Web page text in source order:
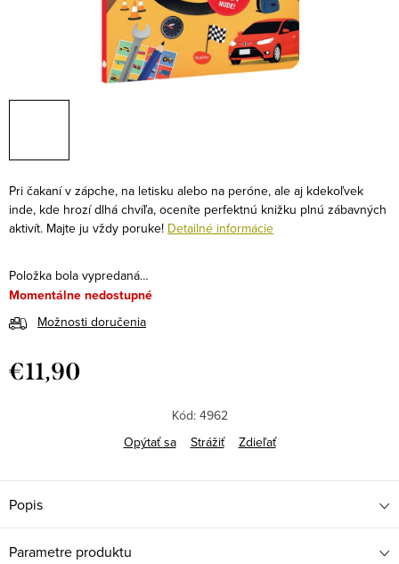
Pri čakaní v zápche, na letisku alebo na peróne, ale aj kdekoľvek
inde, kde hrozí dlhá chvíľa, oceníte perfektnú knižku plnú zábavných
aktivít. Majte ju vždy poruke! Detailné informácie
Položka bola vypredaná…
Momentálne nedostupné
Možnosti doručenia
€11,90
Kód: 4962
Opýtať sa
Strážiť Zdieľať
Popis
Parametre produktu